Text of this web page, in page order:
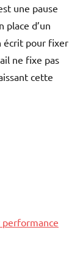
une pause
place d’un
écrit pour fixer
ne fixe pas
cette